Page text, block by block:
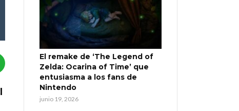
El remake de ‘The Legend of
Zelda: Ocarina of Time’ que
entusiasma a los fans de
Nintendo
junio 19, 2026